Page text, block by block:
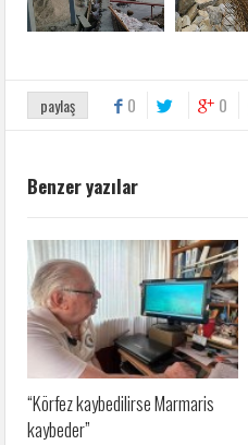
paylaş 0 0
Benzer yazılar
“Körfez kaybedilirse Marmaris
kaybeder”